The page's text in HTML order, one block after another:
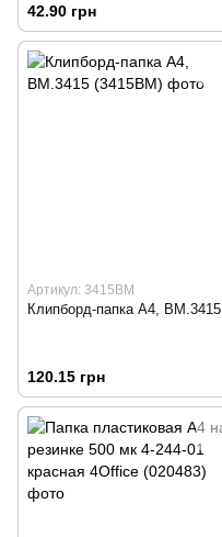
42.90 грн
Артикул: 3415ВМ
Клипборд-папка А4, ВМ.3415
120.15 грн